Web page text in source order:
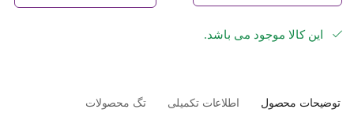
این کالا موجود می باشد.
توضیحات محصول اطلاعات تکمیلی تگ محصولات